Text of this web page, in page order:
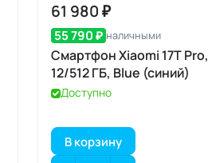
61 980 ₽
55 790 ₽ наличными
Смартфон Xiaomi 17T Pro,
12/512 ГБ, Blue (синий)
Доступно
В корзину